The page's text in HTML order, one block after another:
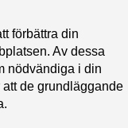
förbättra din
Av dessa
nödvändiga i din
de grundläggande